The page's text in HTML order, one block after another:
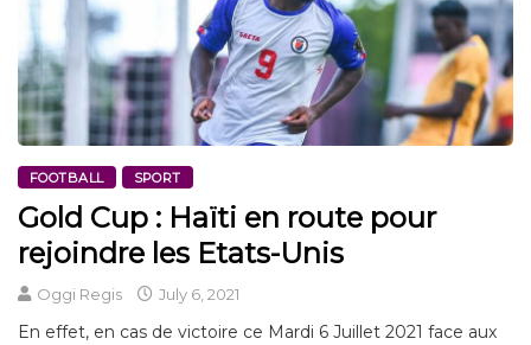
FOOTBALL SPORT
Gold Cup : Haïti en route pour
rejoindre les Etats-Unis
Oggi Regis July 6, 2021
En effet, en cas de victoire ce Mardi 6 Juillet 2021 face aux